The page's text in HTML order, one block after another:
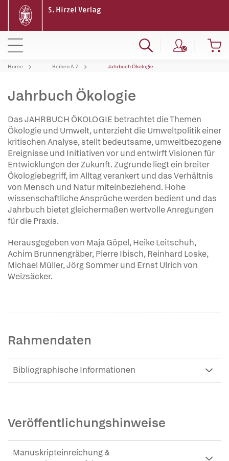
Home Reihen A-Z Jahrbuch Ökologie
Jahrbuch Ökologie
Das JAHRBUCH ÖKOLOGIE betrachtet die Themen
Ökologie und Umwelt, unterzieht die Umweltpolitik einer
kritischen Analyse, stellt bedeutsame, umweltbezogene
Ereignisse und Initiativen vor und entwirft Visionen für
Entwicklungen der Zukunft. Zugrunde liegt ein breiter
Ökologiebegriff, im Alltag verankert und das Verhältnis
von Mensch und Natur miteinbeziehend. Hohe
wissenschaftliche Ansprüche werden bedient und das
Jahrbuch bietet gleichermaßen wertvolle Anregungen
für die Praxis.
Herausgegeben von Maja Göpel, Heike Leitschuh,
Achim Brunnengräber, Pierre Ibisch, Reinhard Loske,
Michael Müller, Jörg Sommer und Ernst Ulrich von
Weizsäcker.
Rahmendaten
Bibliographische Informationen
Veröffentlichungshinweise
Manuskripteinreichung &